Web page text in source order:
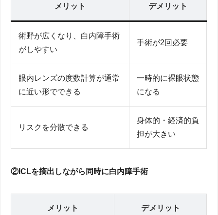
メリット デメリット
術野が広くなり、白内障手術
がしやすい
手術が2回必要
眼内レンズの度数計算が通常
に近い形でできる
一時的に裸眼状態
になる
リスクを分散できる
身体的・経済的負
担が大きい
②ICLを摘出しながら同時に白内障手術
メリット デメリット